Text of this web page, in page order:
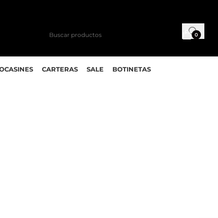
0
CARTERAS SALE BOTINETAS